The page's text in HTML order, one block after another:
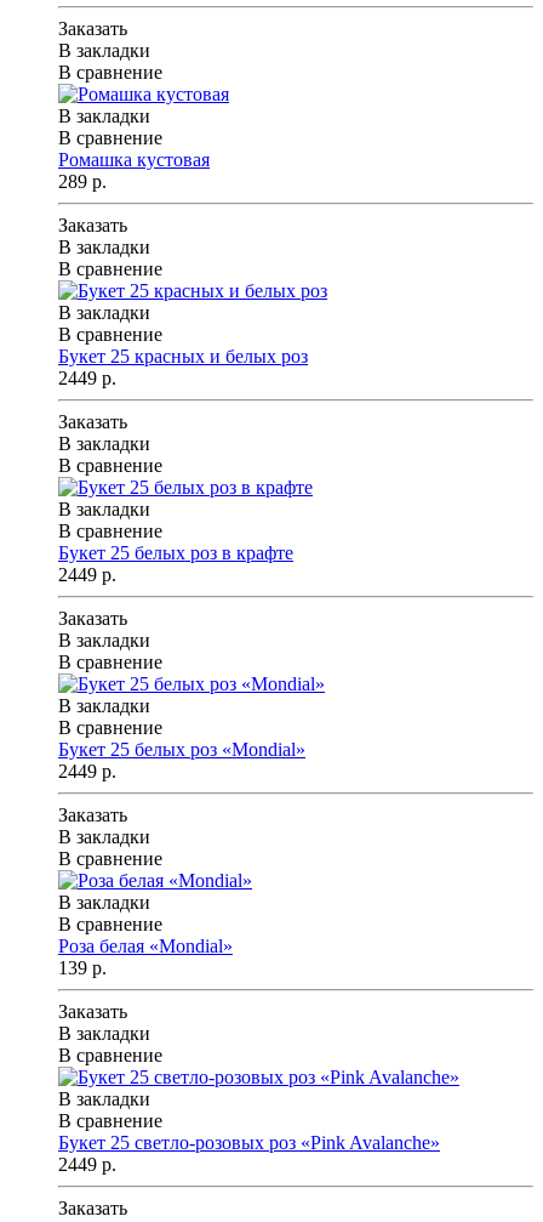
Заказать
В закладки
В сравнение
В закладки
В сравнение
Ромашка кустовая
289 р.
Заказать
В закладки
В сравнение
В закладки
В сравнение
Букет 25 красных и белых роз
2449 р.
Заказать
В закладки
В сравнение
В закладки
В сравнение
Букет 25 белых роз в крафте
2449 р.
Заказать
В закладки
В сравнение
В закладки
В сравнение
Букет 25 белых роз «Mondial»
2449 р.
Заказать
В закладки
В сравнение
В закладки
В сравнение
Роза белая «Mondial»
139 р.
Заказать
В закладки
В сравнение
В закладки
В сравнение
Букет 25 светло-розовых роз «Pink Avalanche»
2449 р.
Заказать